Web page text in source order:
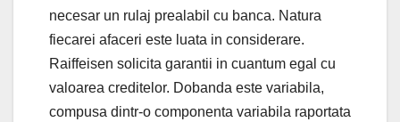
necesar un rulaj prealabil cu banca. Natura
fiecarei afaceri este luata in considerare.
Raiffeisen solicita garantii in cuantum egal cu
valoarea creditelor. Dobanda este variabila,
compusa dintr-o componenta variabila raportata